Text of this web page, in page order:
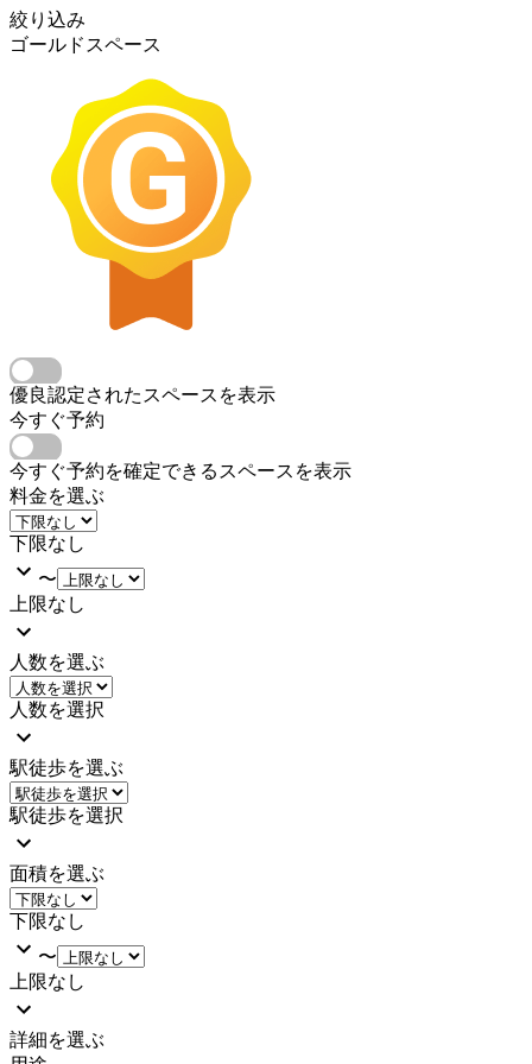
絞り込み
ゴールドスペース
優良認定されたスペースを表示
今すぐ予約
今すぐ予約を確定できるスペースを表示
料金を選ぶ
下限なし
〜
上限なし
人数を選ぶ
人数を選択
駅徒歩を選ぶ
駅徒歩を選択
面積を選ぶ
下限なし
〜
上限なし
詳細を選ぶ